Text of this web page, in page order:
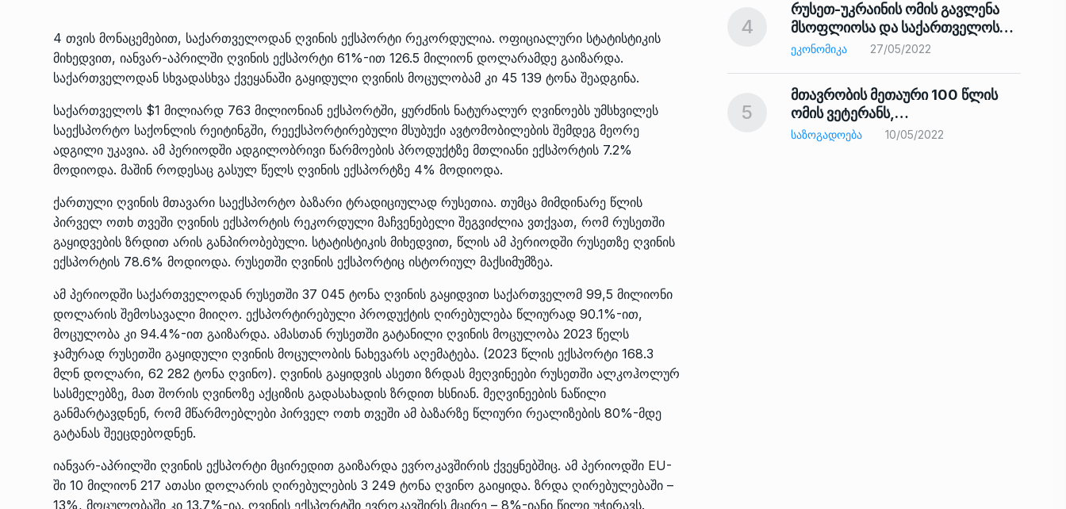
4 თვის მონაცემებით, საქართველოდან ღვინის ექსპორტი რეკორდულია. ოფიციალური სტატისტიკის
მიხედვით, იანვარ-აპრილში ღვინის ექსპორტი 61%-ით 126.5 მილიონ დოლარამდე გაიზარდა.
საქართველოდან სხვადასხვა ქვეყანაში გაყიდული ღვინის მოცულობამ კი 45 139 ტონა შეადგინა.
საქართველოს $1 მილიარდ 763 მილიონიან ექსპორტში, ყურძნის ნატურალურ ღვინოებს უმსხვილეს
საექსპორტო საქონლის რეიტინგში, რეექსპორტირებული მსუბუქი ავტომობილების შემდეგ მეორე
ადგილი უკავია. ამ პერიოდში ადგილობრივი წარმოების პროდუქტზე მთლიანი ექსპორტის 7.2%
მოდიოდა. მაშინ როდესაც გასულ წელს ღვინის ექსპორტზე 4% მოდიოდა.
ქართული ღვინის მთავარი საექსპორტო ბაზარი ტრადიციულად რუსეთია. თუმცა მიმდინარე წლის
პირველ ოთხ თვეში ღვინის ექსპორტის რეკორდული მაჩვენებელი შეგვიძლია ვთქვათ, რომ რუსეთში
გაყიდვების ზრდით არის განპირობებული. სტატისტიკის მიხედვით, წლის ამ პერიოდში რუსეთზე ღვინის
ექსპორტის 78.6% მოდიოდა. რუსეთში ღვინის ექსპორტიც ისტორიულ მაქსიმუმზეა.
ამ პერიოდში საქართველოდან რუსეთში 37 045 ტონა ღვინის გაყიდვით საქართველომ 99,5 მილიონი
დოლარის შემოსავალი მიიღო. ექსპორტირებული პროდუქტის ღირებულება წლიურად 90.1%-ით,
მოცულობა კი 94.4%-ით გაიზარდა. ამასთან რუსეთში გატანილი ღვინის მოცულობა 2023 წელს
ჯამურად რუსეთში გაყიდული ღვინის მოცულობის ნახევარს აღემატება. (2023 წლის ექსპორტი 168.3
მლნ დოლარი, 62 282 ტონა ღვინო). ღვინის გაყიდვის ასეთი ზრდას მეღვინეები რუსეთში ალკოჰოლურ
სასმელებზე, მათ შორის ღვინოზე აქციზის გადასახადის ზრდით ხსნიან. მეღვინეების ნაწილი
განმარტავდნენ, რომ მწარმოებლები პირველ ოთხ თვეში ამ ბაზარზე წლიური რეალიზების 80%-მდე
გატანას შეეცდებოდნენ.
იანვარ-აპრილში ღვინის ექსპორტი მცირედით გაიზარდა ევროკავშირის ქვეყნებშიც. ამ პერიოდში EU-
ში 10 მილიონ 217 ათასი დოლარის ღირებულების 3 249 ტონა ღვინო გაიყიდა. ზრდა ღირებულებაში –
13%, მოცულობაში კი 13.7%-ია. ღვინის ექსპორტში ევროკავშირს მცირე – 8%-იანი წილი უჭირავს.
9
სახელობის ოპერისა და
ბალეტის…
ᲙᲣᲚᲢᲣᲠᲐ 13/05/2022
10
თბილისის ზაქარია ფალიაშვილის
სახელობის ოპერისა და
ბალეტის…
14
ტექნოპარკში სტარტაპერებს…
ᲒᲐᲜᲐᲗᲚᲔᲑᲐ 15/05/2022
15
პრემიერ-მინისტრმა ირაკლი
ღარიბაშვილმა ახლად
რეაბილიტირებული ოზურგეთის…
ᲒᲐᲜᲐᲗᲚᲔᲑᲐ
4
რუსეთ-უკრაინის ომის გავლენა
მსოფლიოსა და საქართველოს…
ᲔᲙᲝᲜᲝᲛᲘᲙᲐ 27/05/2022
5
მთავრობის მეთაური 100 წლის
ომის ვეტერანს,…
ᲡᲐᲖᲝᲒᲐᲓᲝᲔᲑᲐ 10/05/2022